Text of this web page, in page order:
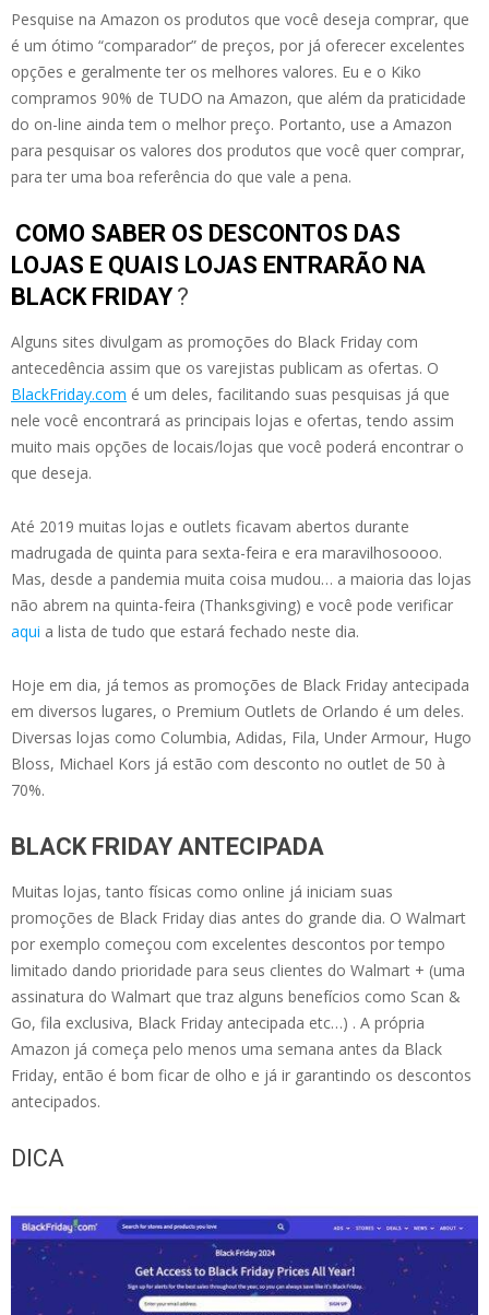
Pesquise na Amazon os produtos que você deseja comprar, que
é um ótimo “comparador” de preços, por já oferecer excelentes
opções e geralmente ter os melhores valores. Eu e o Kiko
compramos 90% de TUDO na Amazon, que além da praticidade
do on-line ainda tem o melhor preço. Portanto, use a Amazon
para pesquisar os valores dos produtos que você quer comprar,
para ter uma boa referência do que vale a pena.
COMO SABER OS DESCONTOS DAS
LOJAS E QUAIS LOJAS ENTRARÃO NA
BLACK FRIDAY ?
Alguns sites divulgam as promoções do Black Friday com
antecedência assim que os varejistas publicam as ofertas. O
BlackFriday.com é um deles, facilitando suas pesquisas já que
nele você encontrará as principais lojas e ofertas, tendo assim
muito mais opções de locais/lojas que você poderá encontrar o
que deseja.
Até 2019 muitas lojas e outlets ficavam abertos durante
madrugada de quinta para sexta-feira e era maravilhosoooo.
Mas, desde a pandemia muita coisa mudou… a maioria das lojas
não abrem na quinta-feira (Thanksgiving) e você pode verificar
aqui a lista de tudo que estará fechado neste dia.
Hoje em dia, já temos as promoções de Black Friday antecipada
em diversos lugares, o Premium Outlets de Orlando é um deles.
Diversas lojas como Columbia, Adidas, Fila, Under Armour, Hugo
Bloss, Michael Kors já estão com desconto no outlet de 50 à
70%.
BLACK FRIDAY ANTECIPADA
Muitas lojas, tanto físicas como online já iniciam suas
promoções de Black Friday dias antes do grande dia. O Walmart
por exemplo começou com excelentes descontos por tempo
limitado dando prioridade para seus clientes do Walmart + (uma
assinatura do Walmart que traz alguns benefícios como Scan &
Go, fila exclusiva, Black Friday antecipada etc…) . A própria
Amazon já começa pelo menos uma semana antes da Black
Friday, então é bom ficar de olho e já ir garantindo os descontos
antecipados.
DICA